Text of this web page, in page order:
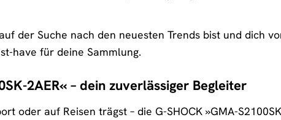
der Suche nach den neuesten Trends bist und dich
have für deine Sammlung.
2AER« – dein zuverlässiger Begleiter
oder auf Reisen trägst – die G-SHOCK »GMA-